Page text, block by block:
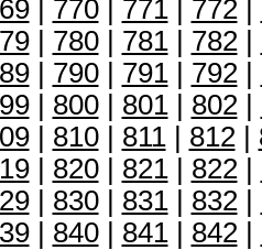
| 770| 771| 772|
| 780| 781| 782|
| 790| 791| 792|
| 800| 801| 802|
| 810| 811| 812|
| 820| 821| 822|
| 830| 831| 832|
| 840| 841| 842|